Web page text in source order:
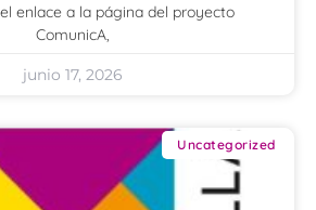
enlace a la página del proyecto
ComunicA,
junio 17, 2026
Uncategorized